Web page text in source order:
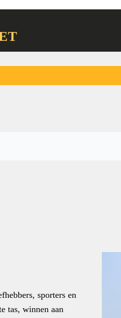
sporters en
tas, winnen aan